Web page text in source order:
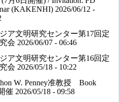
(KAKENHI) 2026/06/12 -
ア文明研究センター第17回定
会 2026/06/07 - 06:46
ア文明研究センター第16回定
会 2026/05/18 - 10:22
W. Penney准教授 Book
催 2026/05/18 - 09:58